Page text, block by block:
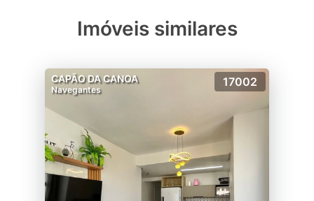
Imóveis similares
CAPÃO DA CANOA
Navegantes
17002